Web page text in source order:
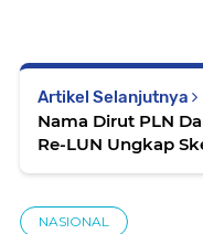
Artikel Selanjutnya
Nama Dirut PLN
Re-LUN Ungkap
NASIONAL